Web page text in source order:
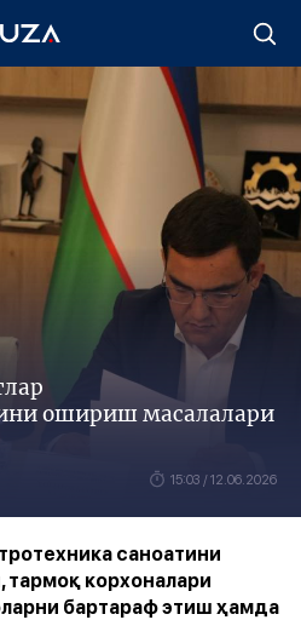
ошириш масалалари
15:03 / 12.06.2026
саноатини
корхоналари
бартараф этиш ҳамда